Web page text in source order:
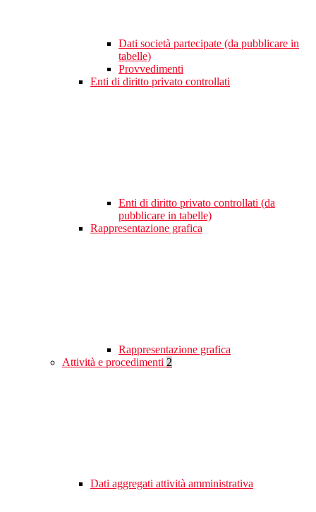
Dati società partecipate (da pubblicare in
tabelle)
Provvedimenti
Enti di diritto privato controllati
Enti di diritto privato controllati (da
pubblicare in tabelle)
Rappresentazione grafica
Rappresentazione grafica
Attività e procedimenti 2
Dati aggregati attività amministrativa